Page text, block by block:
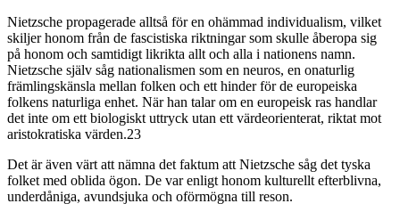
Nietzsche propagerade alltså för en ohämmad individualism, vilket
skiljer honom från de fascistiska riktningar som skulle åberopa sig
på honom och samtidigt likrikta allt och alla i nationens namn.
Nietzsche själv såg nationalismen som en neuros, en onaturlig
främlingskänsla mellan folken och ett hinder för de europeiska
folkens naturliga enhet. När han talar om en europeisk ras handlar
det inte om ett biologiskt uttryck utan ett värdeorienterat, riktat mot
aristokratiska värden.23
Det är även värt att nämna det faktum att Nietzsche såg det tyska
folket med oblida ögon. De var enligt honom kulturellt efterblivna,
underdåniga, avundsjuka och oförmögna till reson.